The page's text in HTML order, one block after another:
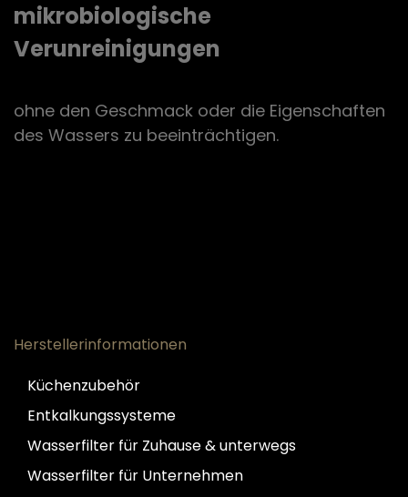
mikrobiologische
Verunreinigungen
ohne den Geschmack oder die Eigenschaften
des Wassers zu beeinträchtigen.
Herstellerinformationen
Küchenzubehör
Entkalkungssysteme
Wasserfilter für Zuhause & unterwegs
Wasserfilter für Unternehmen